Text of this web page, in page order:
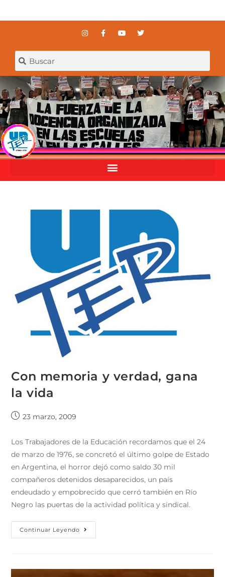
Con memoria y verdad, gana
la vida
23 marzo, 2009
Los Trabajadores de la Educación recordamos que el 24
de marzo de 1976, se concretó el último golpe de Estado
en Argentina, el horror dejó como saldo 30 mil
compañeros detenidos desaparecidos, un país
endeudado y empobrecido que cerró también en Río
Negro las puertas de la actividad política y sindical.
Continuar Leyendo